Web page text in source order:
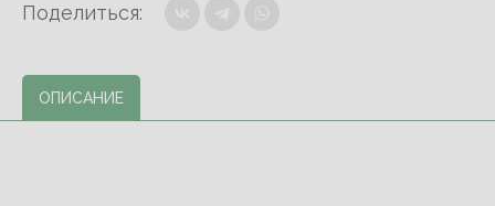
Поделиться:
ОПИСАНИЕ